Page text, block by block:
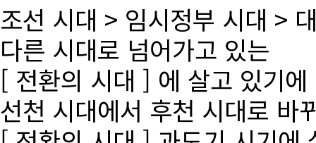
조선 시대 > 임시정부 시대 >
다른 시대로 넘어가고 있는
[ 전환의 시대 ] 에 살고 있기에
선천 시대에서 후천 시대로 바